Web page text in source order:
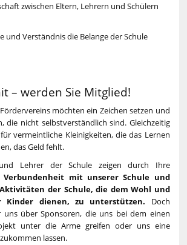
zwischen Eltern, Lehrern und Schülern
und Verständnis die Belange der Schule
– werden Sie Mitglied!
möchten ein Zeichen setzen und
die nicht selbstverständlich sind. Gleichzeitig
vermeintliche Kleinigkeiten, die das Lernen
das Geld fehlt.
Lehrer der Schule zeigen durch Ihre
Verbundenheit mit unserer Schule und
der Schule, die dem Wohl und
Kinder dienen, zu unterstützen. Doch
uns über Sponsoren, die uns bei dem einen
unter die Arme greifen oder uns eine
lassen.